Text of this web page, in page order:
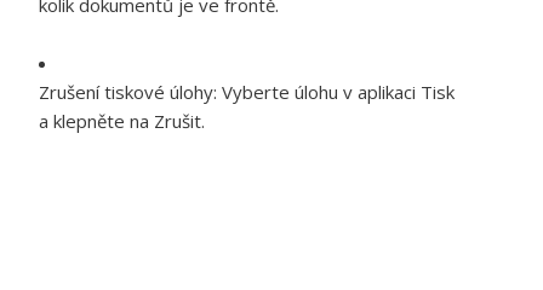
kolik dokumentů je ve frontě.
Zrušení tiskové úlohy: Vyberte úlohu v aplikaci Tisk
a klepněte na Zrušit.